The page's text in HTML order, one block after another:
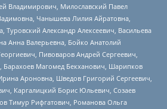
Владимирович, Милославский Павел
Чанышева Лилия Айратовна,
Александр Алексеевич, Васильева
Анна Валерьевна, Бойко Анатолий
Пивоваров Андрей Сергеевич,
Барахоев Магомед Бекханович, Шарипков
Ароновна, Шведов Григорий Сергеевич,
Каргалицкий Борис Юльевич, Созаев
Тимур Рифгатович, Романова Ольга